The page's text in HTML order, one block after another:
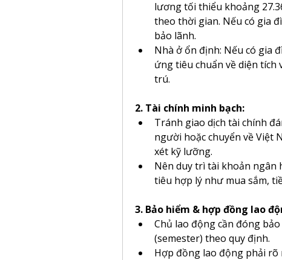
lương tối thiểu khoảng
theo thời gian. Nếu có gia
bảo lãnh.
Nhà ở ổn định: Nếu có gia
ứng tiêu chuẩn về diện tích
trú.
2. Tài chính minh bạch:
Tránh giao dịch tài chính
người hoặc chuyển về Việt
xét kỹ lưỡng.
Nên duy trì tài khoản ngân
tiêu hợp lý như mua sắm,
3. Bảo hiểm & hợp đồng lao
Chủ lao động cần đóng
(semester) theo quy định.
Hợp đồng lao động phải rõ